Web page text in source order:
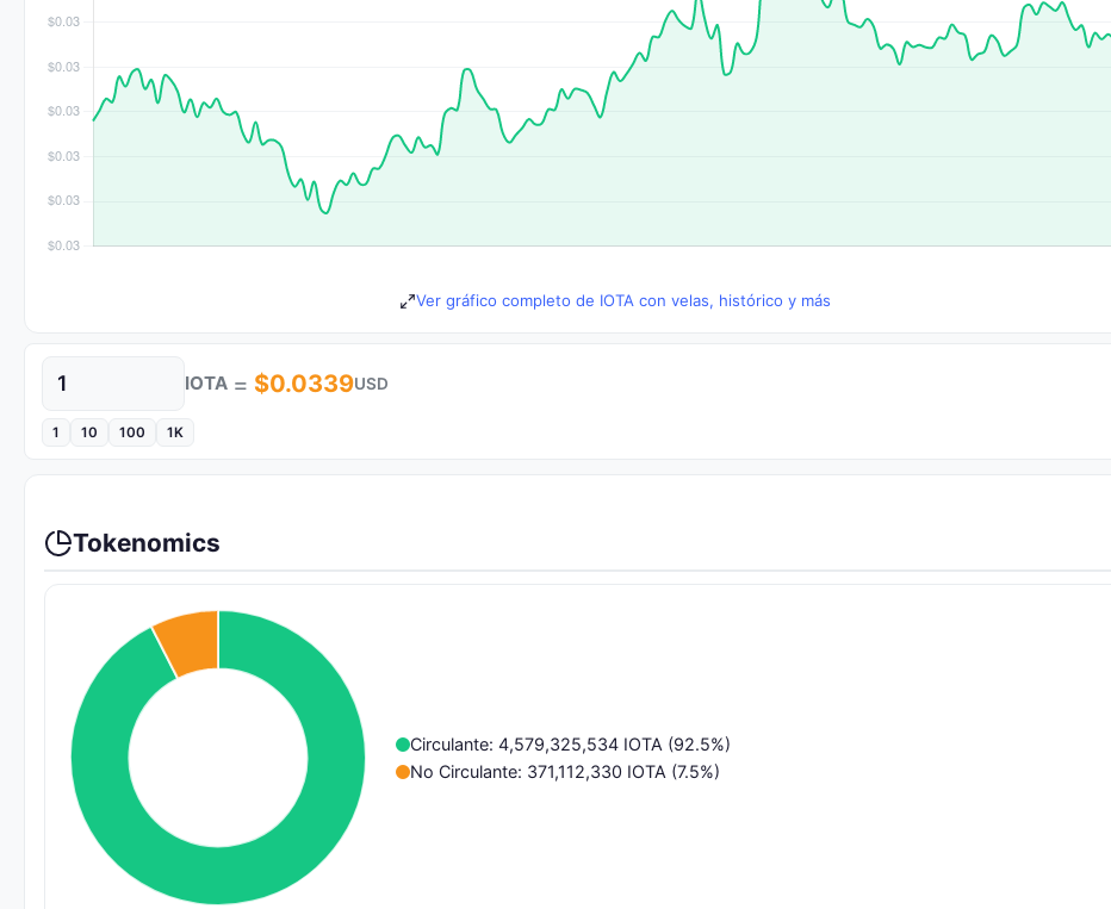
Ver gráfico completo de IOTA con velas, histórico y más
Cantidad IOTA = $0.0339USD
1 10 100 1K
Tokenomics
Circulante: 4,579,325,534 IOTA (92.5%)
No Circulante: 371,112,330 IOTA (7.5%)